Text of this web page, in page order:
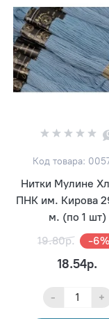
Код товара:
Нитки Мулине
ПНК им. Кирова
м. (по 1 шт)
19.80р.
-6%
18.54р.
- +